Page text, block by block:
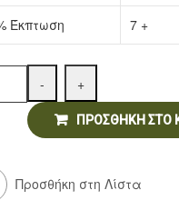
Έκπτωση 7 +
- +
ΠΡΟΣΘΉΚΗ ΣΤΟ
Προσθήκη στη Λίστα